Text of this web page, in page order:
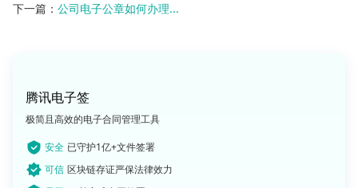
下一篇： 公司电子公章如何办理...
腾讯电子签
极简且高效的电子合同管理工具
安全 已守护1亿+文件签署
可信 区块链存证严保法律效力